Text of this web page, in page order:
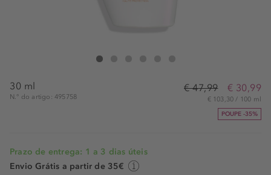
Shiseido Urban Sun Emulsion Spf 30
30 ml
N.° do artigo: 495758
€ 47,99 € 30,99
€ 103,30 / 100 ml
POUPE -35%
Prazo de entrega: 1 a 3 dias úteis
Envio Grátis a partir de 35€